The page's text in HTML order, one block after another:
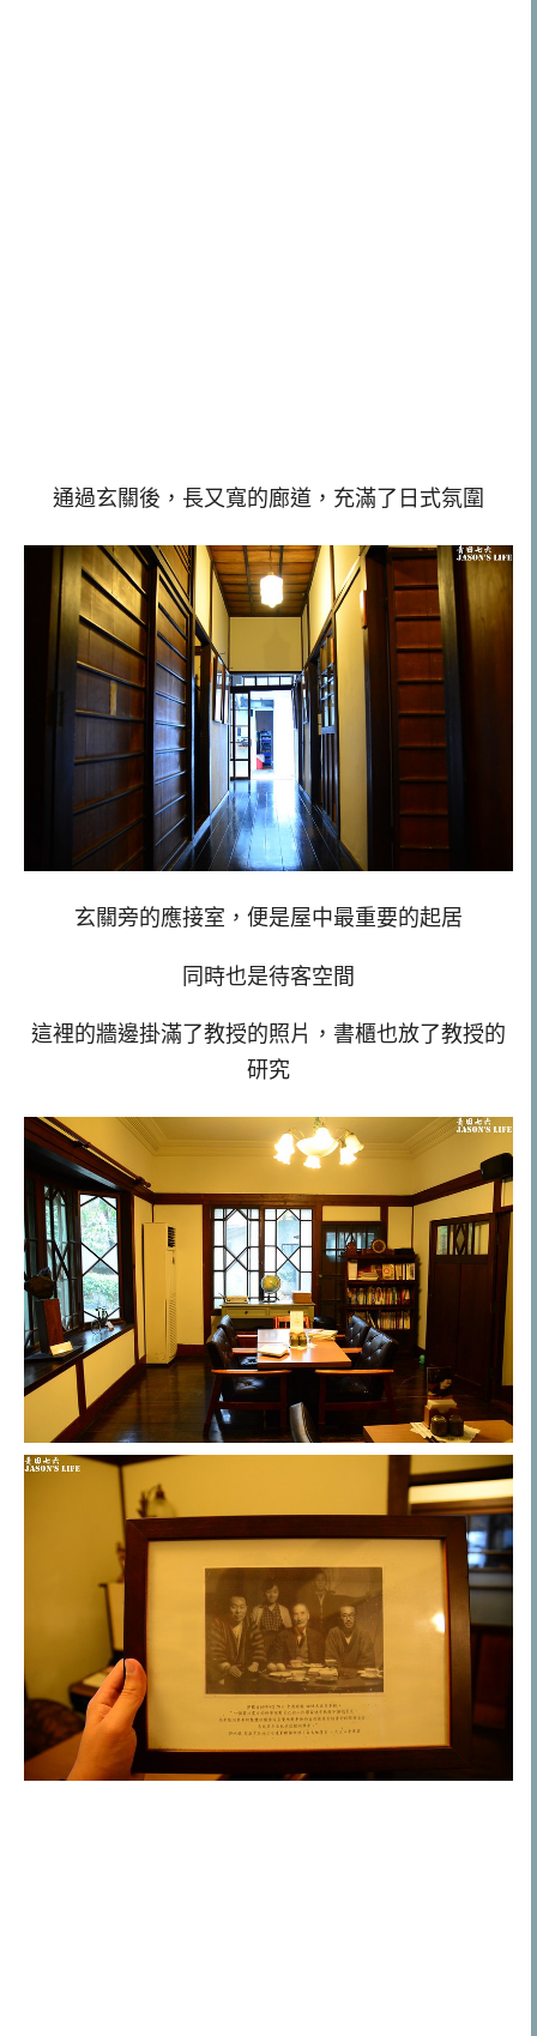
通過玄關後，長又寬的廊道，充滿了日式氛圍
玄關旁的應接室，便是屋中最重要的起居
同時也是待客空間
這裡的牆邊掛滿了教授的照片，書櫃也放了教授的
研究